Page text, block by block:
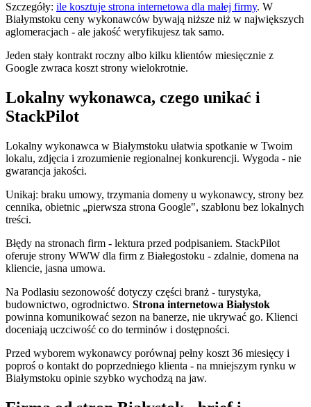
Szczegóły: ile kosztuje strona internetowa dla małej firmy. W
Białymstoku ceny wykonawców bywają niższe niż w największych
aglomeracjach - ale jakość weryfikujesz tak samo.
Jeden stały kontrakt roczny albo kilku klientów miesięcznie z
Google zwraca koszt strony wielokrotnie.
Lokalny wykonawca, czego unikać i
StackPilot
Lokalny wykonawca w Białymstoku ułatwia spotkanie w Twoim
lokalu, zdjęcia i zrozumienie regionalnej konkurencji. Wygoda - nie
gwarancja jakości.
Unikaj: braku umowy, trzymania domeny u wykonawcy, strony bez
cennika, obietnic „pierwsza strona Google", szablonu bez lokalnych
treści.
Błędy na stronach firm - lektura przed podpisaniem. StackPilot
oferuje strony WWW dla firm z Białegostoku - zdalnie, domena na
kliencie, jasna umowa.
Na Podlasiu sezonowość dotyczy części branż - turystyka,
budownictwo, ogrodnictwo. Strona internetowa Białystok
powinna komunikować sezon na banerze, nie ukrywać go. Klienci
doceniają uczciwość co do terminów i dostępności.
Przed wyborem wykonawcy porównaj pełny koszt 36 miesięcy i
poproś o kontakt do poprzedniego klienta - na mniejszym rynku w
Białymstoku opinie szybko wychodzą na jaw.